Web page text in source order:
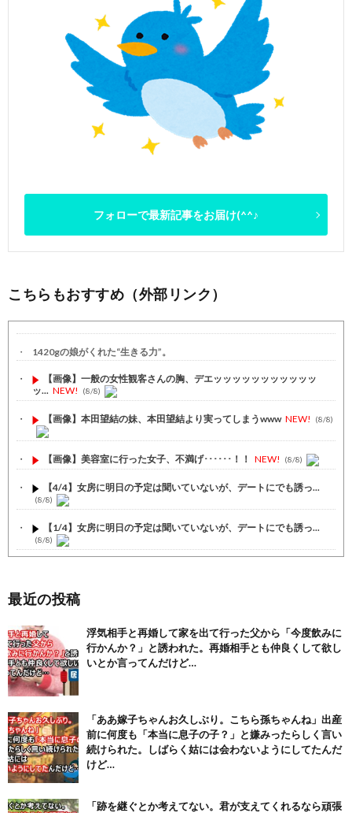
フォローで最新記事をお届け(^^♪
こちらもおすすめ（外部リンク）
1420gの娘がくれた“生きる力”。
【画像】一般の女性観客さんの胸、デエッッッッッッッッッッッ
ッ... NEW! (8/8)
【画像】本田望結の妹、本田望結より実ってしまうwww NEW! (8/8)
【画像】美容室に行った女子、不満げ･･････！！ NEW! (8/8)
【4/4】女房に明日の予定は聞いていないが、デートにでも誘っ...
(8/8)
【1/4】女房に明日の予定は聞いていないが、デートにでも誘っ...
(8/8)
【注目】熊本地震、28人死亡（30日午前6:30時点）
舌を絡ませて、唾液交換して── ちゅっちゅしながらの濃厚エッ...
(7/30)
【パリピ孔明】アニオリ場面も高評価「パリピ」続編への期待が高...
(6/22)
【画像】テイルズで一番マ〇コ舐めまわしたい女の子ｗｗｗｗｗ
(6/22)
Powered by livedoor 相互RSS
最近の投稿
浮気相手と再婚して家を出て行った父から「今度飲みに
行かんか？」と誘われた。再婚相手とも仲良くして欲し
いとか言ってんだけど…
「ああ嫁子ちゃんお久しぶり。こちら孫ちゃんね」出産
前に何度も「本当に息子の子？」と嫌みったらしく言い
続けられた。しばらく姑には会わないようにしてたんだ
けど…
「跡を継ぐとか考えてない。君が支えてくれるなら頑張